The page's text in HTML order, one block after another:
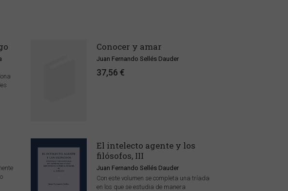
Conocer y amar
Juan Fernando Sellés Dauder
37,56 €
El intelecto agente y los
filósofos, III
Juan Fernando Sellés Dauder
Con este volumen se completa una tríada
en los que se estudia de manera